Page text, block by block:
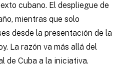
cubano. El despliegue de
mientras que solo
desde la presentación de la
La razón va más allá del
de Cuba a la iniciativa.